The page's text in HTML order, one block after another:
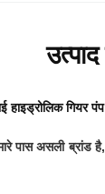
हाइड्रोलिक गियर
पास असली ब्रांड